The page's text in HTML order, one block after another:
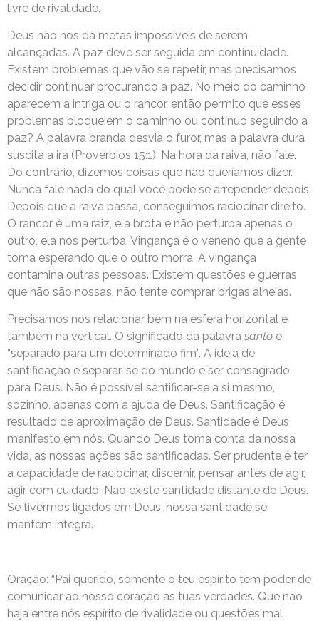
livre de rivalidade.
Deus não nos dá metas impossíveis de serem
alcançadas. A paz deve ser seguida em continuidade.
Existem problemas que vão se repetir, mas precisamos
decidir continuar procurando a paz. No meio do caminho
aparecem a intriga ou o rancor, então permito que esses
problemas bloqueiem o caminho ou continuo seguindo a
paz? A palavra branda desvia o furor, mas a palavra dura
suscita a ira (Provérbios 15:1). Na hora da raiva, não fale.
Do contrário, dizemos coisas que não queríamos dizer.
Nunca fale nada do qual você pode se arrepender depois.
Depois que a raiva passa, conseguimos raciocinar direito.
O rancor é uma raiz, ela brota e não perturba apenas o
outro, ela nos perturba. Vingança é o veneno que a gente
toma esperando que o outro morra. A vingança
contamina outras pessoas. Existem questões e guerras
que não são nossas, não tente comprar brigas alheias.
Precisamos nos relacionar bem na esfera horizontal e
também na vertical. O significado da palavra santo é
“separado para um determinado fim”. A ideia de
santificação é separar-se do mundo e ser consagrado
para Deus. Não é possível santificar-se a si mesmo,
sozinho, apenas com a ajuda de Deus. Santificação é
resultado de aproximação de Deus. Santidade é Deus
manifesto em nós. Quando Deus toma conta da nossa
vida, as nossas ações são santificadas. Ser prudente é ter
a capacidade de raciocinar, discernir, pensar antes de agir,
agir com cuidado. Não existe santidade distante de Deus.
Se tivermos ligados em Deus, nossa santidade se
mantém íntegra.
Oração: “Pai querido, somente o teu espírito tem poder de
comunicar ao nosso coração as tuas verdades. Que não
haja entre nós espírito de rivalidade ou questões mal